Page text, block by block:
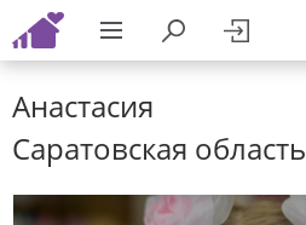
Анастасия
Саратовская область